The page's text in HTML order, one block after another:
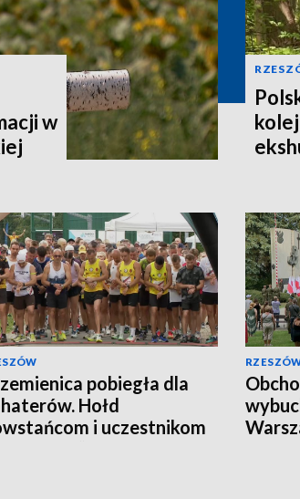
w
pobiegła dla
Hołd
i uczestnikom